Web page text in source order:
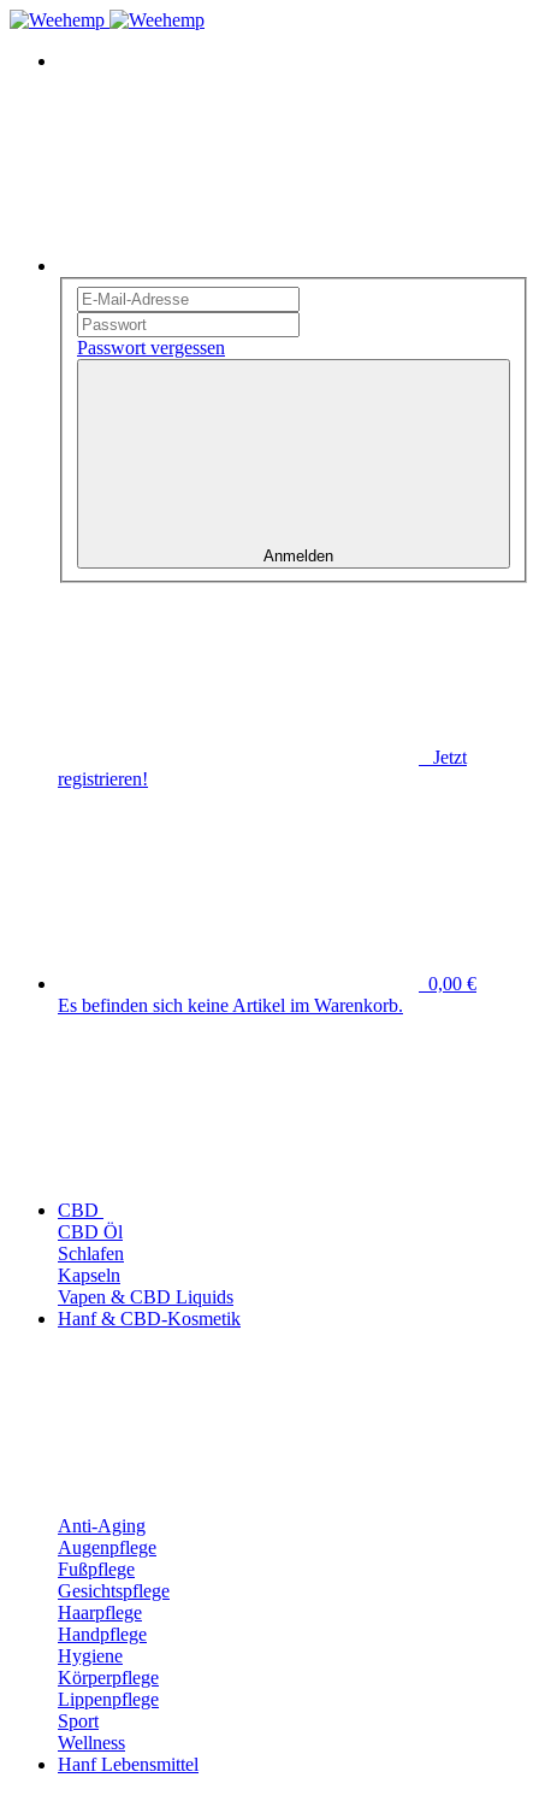
Passwort vergessen
Anmelden
Jetzt
registrieren!
0,00 €
Es befinden sich keine Artikel im Warenkorb.
CBD
CBD Öl
Schlafen
Kapseln
Vapen & CBD Liquids
Hanf & CBD-Kosmetik
Anti-Aging
Augenpflege
Fußpflege
Gesichtspflege
Haarpflege
Handpflege
Hygiene
Körperpflege
Lippenpflege
Sport
Wellness
Hanf Lebensmittel